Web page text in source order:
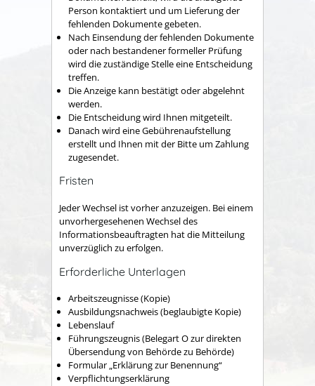
Person kontaktiert und um Lieferung der
fehlenden Dokumente gebeten.
Nach Einsendung der fehlenden Dokumente
oder nach bestandener formeller Prüfung
wird die zuständige Stelle eine Entscheidung
treffen.
Die Anzeige kann bestätigt oder abgelehnt
werden.
Die Entscheidung wird Ihnen mitgeteilt.
Danach wird eine Gebührenaufstellung
erstellt und Ihnen mit der Bitte um Zahlung
zugesendet.
Fristen
Jeder Wechsel ist vorher anzuzeigen. Bei einem
unvorhergesehenen Wechsel des
Informationsbeauftragten hat die Mitteilung
unverzüglich zu erfolgen.
Erforderliche Unterlagen
Arbeitszeugnisse (Kopie)
Ausbildungsnachweis (beglaubigte Kopie)
Lebenslauf
Führungszeugnis (Belegart O zur direkten
Übersendung von Behörde zu Behörde)
Formular „Erklärung zur Benennung“
Verpflichtungserklärung